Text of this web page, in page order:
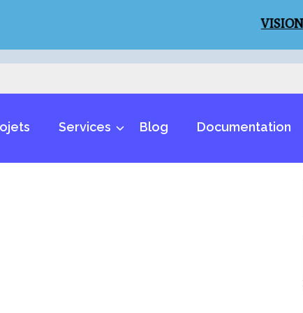
Services Blog Documentation
Un monde inclusif et
VISION:Un